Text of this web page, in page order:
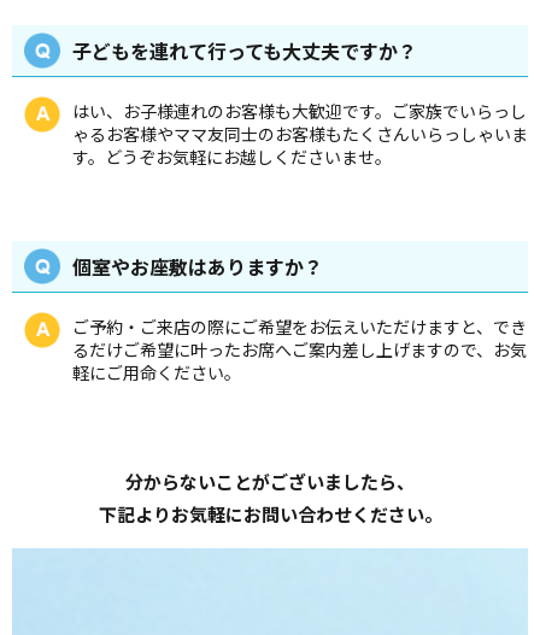
子どもを連れて行っても大丈夫ですか？
はい、お子様連れのお客様も大歓迎です。ご家族でいらっし
ゃるお客様やママ友同士のお客様もたくさんいらっしゃいま
す。どうぞお気軽にお越しくださいませ。
個室やお座敷はありますか？
ご予約・ご来店の際にご希望をお伝えいただけますと、でき
るだけご希望に叶ったお席へご案内差し上げますので、お気
軽にご用命ください。
分からないことがございましたら、
下記よりお気軽にお問い合わせください。